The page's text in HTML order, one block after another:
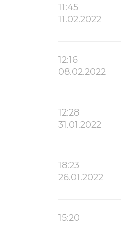
11:45
11.02.2022
12:16
08.02.2022
12:28
31.01.2022
18:23
26.01.2022
15:20